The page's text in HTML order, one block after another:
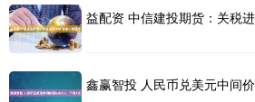
益配资 中信建投期货：关税
鑫赢智投 人民币兑美元中间